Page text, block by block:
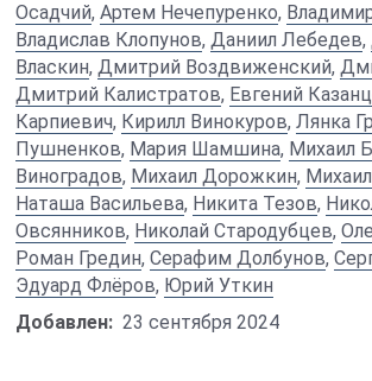
Осадчий,Артем Нечепуренко,
Владислав Клопунов,Даниил Лебедев,
Власкин,Дмитрий Воздвиженский,
Дмитрий Калистратов, Евгений
Карпиевич, Кирилл Винокуров,Лянка
Пушненков, Мария Шамшина, Михаил
Виноградов, Михаил Дорожкин,
Наташа Васильева, Никита Тезов,
Овсянников, Николай Стародубцев,
Роман Гредин,Серафим Долбунов,
Эдуард Флёров, Юрий Уткин
Добавлен: 23 сентября 2024